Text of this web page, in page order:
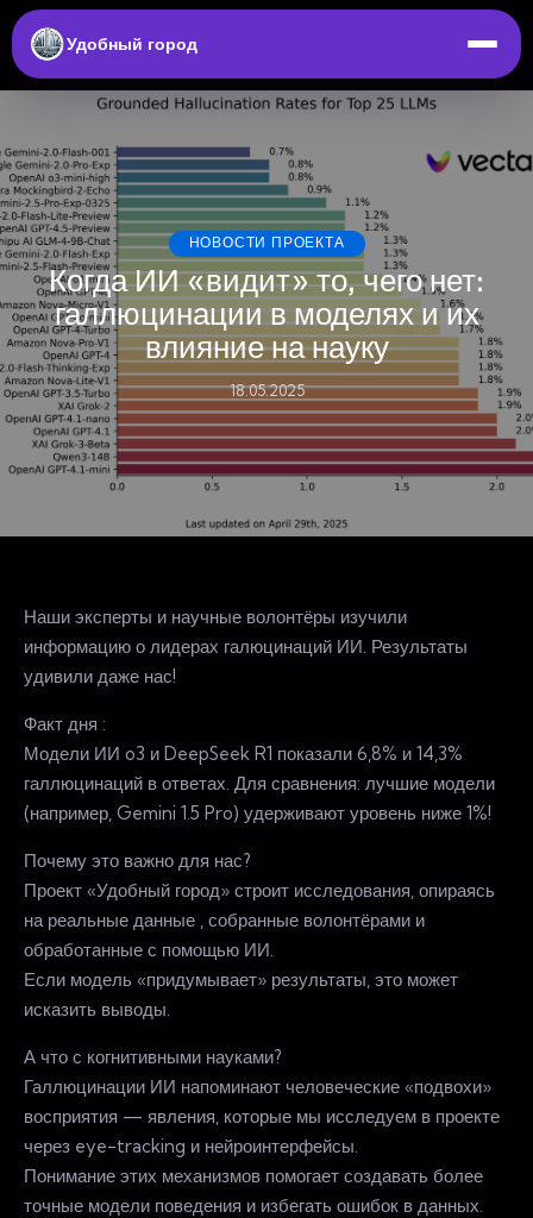
Удобный город
НОВОСТИ ПРОЕКТА
Когда ИИ «видит» то, чего нет:
галлюцинации в моделях и их
влияние на науку
18.05.2025
Наши эксперты и научные волонтёры изучили
информацию о лидерах галюцинаций ИИ. Результаты
удивили даже нас!
Факт дня :
Модели ИИ o3 и DeepSeek R1 показали 6,8% и 14,3%
галлюцинаций в ответах. Для сравнения: лучшие модели
(например, Gemini 1.5 Pro) удерживают уровень ниже 1%!
Почему это важно для нас?
Проект «Удобный город» строит исследования, опираясь
на реальные данные , собранные волонтёрами и
обработанные с помощью ИИ.
Если модель «придумывает» результаты, это может
исказить выводы.
А что с когнитивными науками?
Галлюцинации ИИ напоминают человеческие «подвохи»
восприятия — явления, которые мы исследуем в проекте
через eye-tracking и нейроинтерфейсы.
Понимание этих механизмов помогает создавать более
точные модели поведения и избегать ошибок в данных.